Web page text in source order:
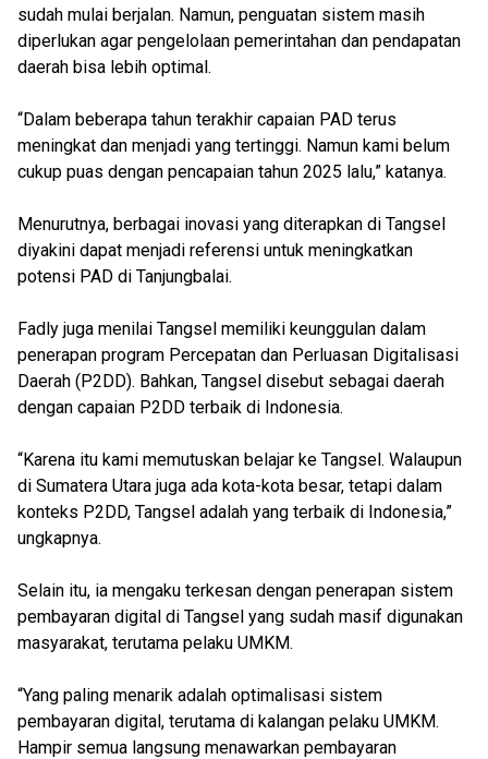
sudah mulai berjalan. Namun, penguatan sistem masih
diperlukan agar pengelolaan pemerintahan dan pendapatan
daerah bisa lebih optimal.
“Dalam beberapa tahun terakhir capaian PAD terus
meningkat dan menjadi yang tertinggi. Namun kami belum
cukup puas dengan pencapaian tahun 2025 lalu,” katanya.
Menurutnya, berbagai inovasi yang diterapkan di Tangsel
diyakini dapat menjadi referensi untuk meningkatkan
potensi PAD di Tanjungbalai.
Fadly juga menilai Tangsel memiliki keunggulan dalam
penerapan program Percepatan dan Perluasan Digitalisasi
Daerah (P2DD). Bahkan, Tangsel disebut sebagai daerah
dengan capaian P2DD terbaik di Indonesia.
“Karena itu kami memutuskan belajar ke Tangsel. Walaupun
di Sumatera Utara juga ada kota-kota besar, tetapi dalam
konteks P2DD, Tangsel adalah yang terbaik di Indonesia,”
ungkapnya.
Selain itu, ia mengaku terkesan dengan penerapan sistem
pembayaran digital di Tangsel yang sudah masif digunakan
masyarakat, terutama pelaku UMKM.
“Yang paling menarik adalah optimalisasi sistem
pembayaran digital, terutama di kalangan pelaku UMKM.
Hampir semua langsung menawarkan pembayaran